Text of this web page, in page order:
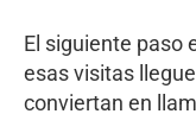
El siguiente paso
esas visitas
conviertan en